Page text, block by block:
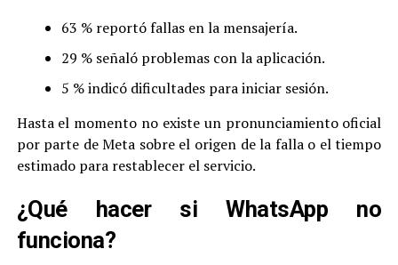
63 % reportó fallas en la mensajería.
29 % señaló problemas con la aplicación.
5 % indicó dificultades para iniciar sesión.
Hasta el momento no existe un pronunciamiento oficial
por parte de Meta sobre el origen de la falla o el tiempo
estimado para restablecer el servicio.
¿Qué hacer si WhatsApp no
funciona?